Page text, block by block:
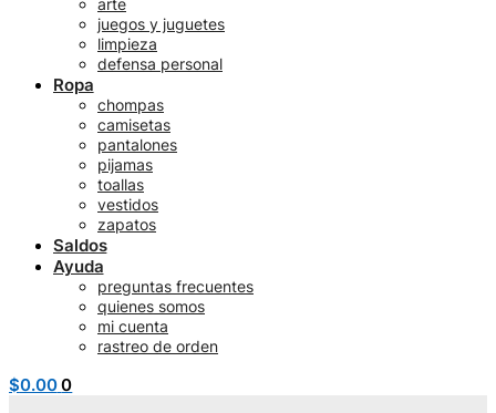
arte
juegos y juguetes
limpieza
defensa personal
Ropa
chompas
camisetas
pantalones
pijamas
toallas
vestidos
zapatos
Saldos
Ayuda
preguntas frecuentes
quienes somos
mi cuenta
rastreo de orden
$0.00 0